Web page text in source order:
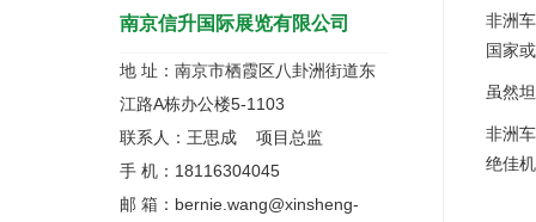
南京信升国际展览有限公司
地 址：南京市栖霞区八卦洲街道东
江路A栋办公楼5-1103
联系人：王思成 项目总监
手 机：18116304045
邮 箱：bernie.wang@xinsheng-
非洲
国家
虽然
非洲
绝佳